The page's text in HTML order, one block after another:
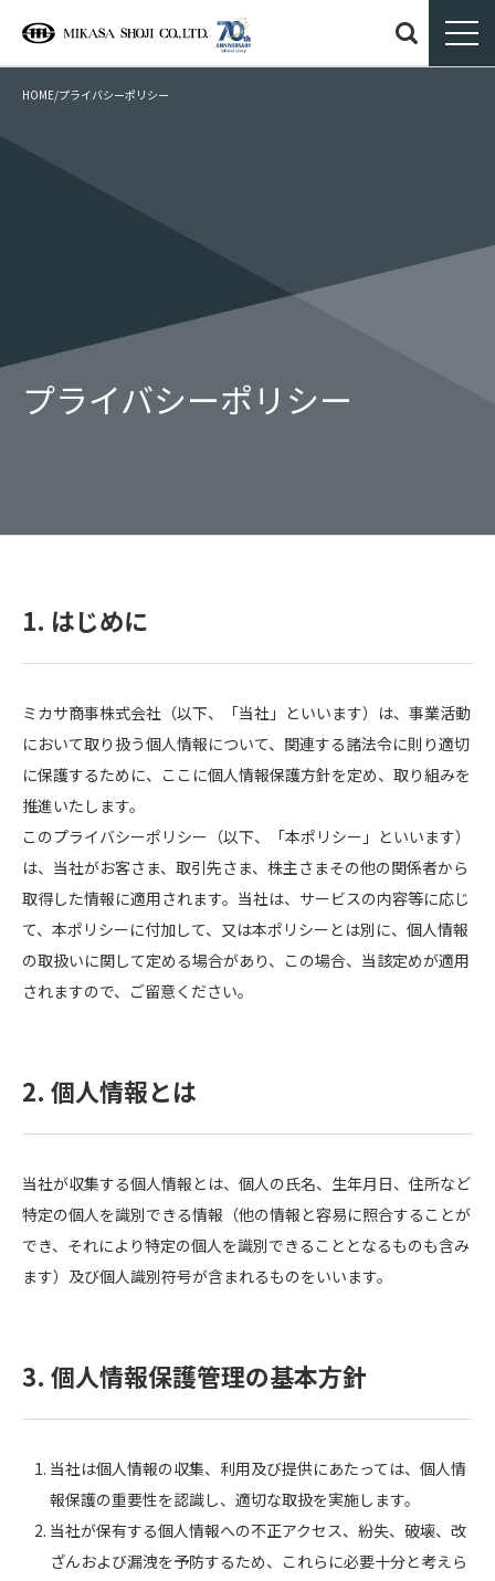
HOME/プライバシーポリシー
プライバシーポリシー
1. はじめに
ミカサ商事株式会社（以下、「当社」といいます）は、事業活動
において取り扱う個人情報について、関連する諸法令に則り適切
に保護するために、ここに個人情報保護方針を定め、取り組みを
推進いたします。
このプライバシーポリシー（以下、「本ポリシー」といいます）
は、当社がお客さま、取引先さま、株主さまその他の関係者から
取得した情報に適用されます。当社は、サービスの内容等に応じ
て、本ポリシーに付加して、又は本ポリシーとは別に、個人情報
の取扱いに関して定める場合があり、この場合、当該定めが適用
されますので、ご留意ください。
2. 個人情報とは
当社が収集する個人情報とは、個人の氏名、生年月日、住所など
特定の個人を識別できる情報（他の情報と容易に照合することが
でき、それにより特定の個人を識別できることとなるものも含み
ます）及び個人識別符号が含まれるものをいいます。
3. 個人情報保護管理の基本方針
当社は個人情報の収集、利用及び提供にあたっては、個人情
報保護の重要性を認識し、適切な取扱を実施します。
当社が保有する個人情報への不正アクセス、紛失、破壊、改
ざんおよび漏洩を予防するため、これらに必要十分と考えら